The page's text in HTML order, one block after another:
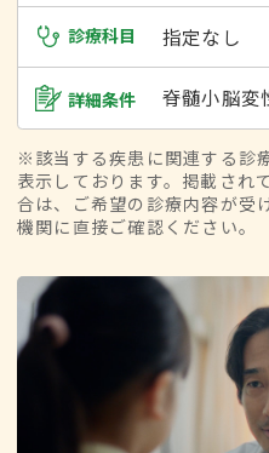
診療科目 指定なし
詳細条件 脊髄小脳変
※該当する疾患に関連する診
表示しております。掲載され
合は、ご希望の診療内容が受
機関に直接ご確認ください。